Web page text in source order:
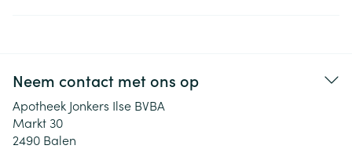
Neem contact met ons op
Apotheek Jonkers Ilse BVBA
Markt 30
2490 Balen